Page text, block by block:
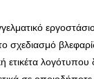
σχεδιασμό
ετικέτα